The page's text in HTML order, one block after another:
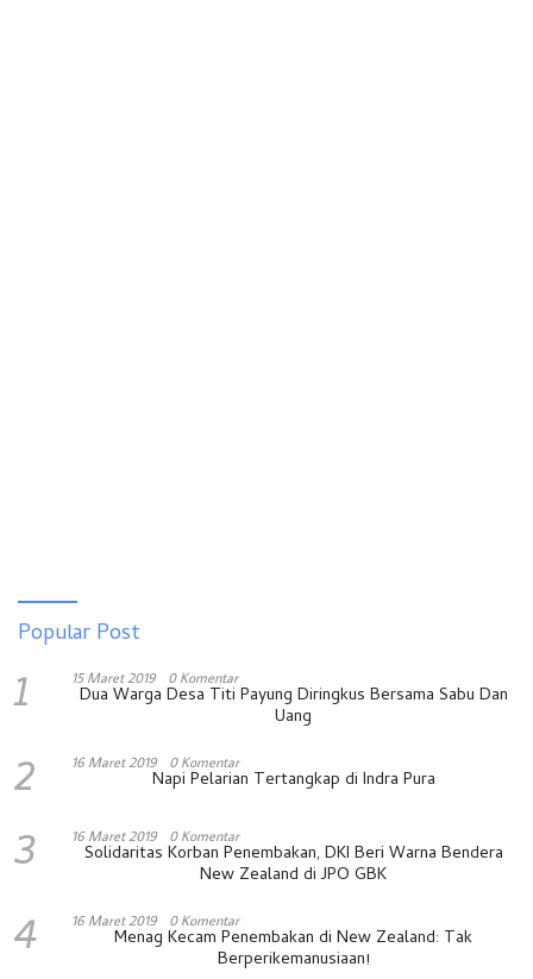
Popular Post
1 15 Maret 2019 0 Komentar
Dua Warga Desa Titi Payung Diringkus Bersama Sabu Dan
Uang
2 16 Maret 2019 0 Komentar
Napi Pelarian Tertangkap di Indra Pura
3 16 Maret 2019 0 Komentar
Solidaritas Korban Penembakan, DKI Beri Warna Bendera
New Zealand di JPO GBK
4 16 Maret 2019 0 Komentar
Menag Kecam Penembakan di New Zealand: Tak
Berperikemanusiaan!